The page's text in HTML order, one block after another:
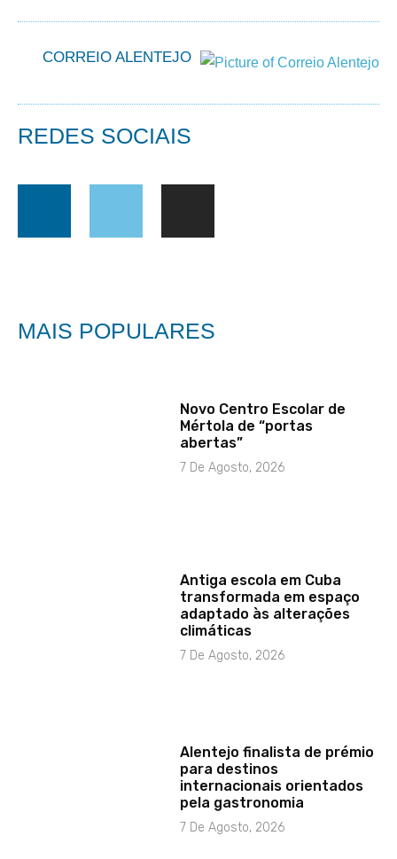
CORREIO ALENTEJO
REDES SOCIAIS
MAIS POPULARES
Novo Centro Escolar de
Mértola de “portas
abertas”
7 De Agosto, 2026
Antiga escola em Cuba
transformada em espaço
adaptado às alterações
climáticas
7 De Agosto, 2026
Alentejo finalista de prémio
para destinos
internacionais orientados
pela gastronomia
7 De Agosto, 2026